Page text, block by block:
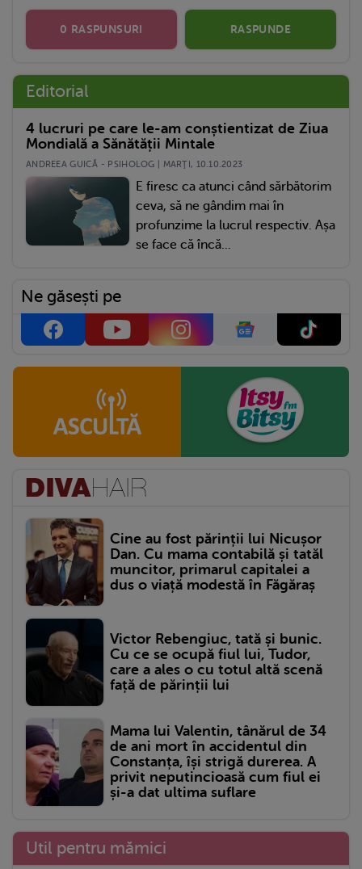
0 RASPUNSURI RASPUNDE
Editorial
4 lucruri pe care le-am conștientizat de Ziua
Mondială a Sănătății Mintale
ANDREEA GUICĂ - PSIHOLOG | MARŢI, 10.10.2023
E firesc ca atunci când sărbătorim
ceva, să ne gândim mai în
profunzime la lucrul respectiv. Așa
se face că încă...
Ne găsești pe
Cine au fost părinții lui Nicușor
Dan. Cu mama contabilă și tatăl
muncitor, primarul capitalei a
dus o viață modestă în Făgăraș
Victor Rebengiuc, tată și bunic.
Cu ce se ocupă fiul lui, Tudor,
care a ales o cu totul altă scenă
față de părinții lui
Mama lui Valentin, tânărul de 34
de ani mort în accidentul din
Constanța, își strigă durerea. A
privit neputincioasă cum fiul ei
și-a dat ultima suflare
Util pentru mămici